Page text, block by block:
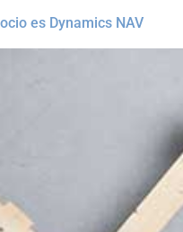
es Dynamics NAV